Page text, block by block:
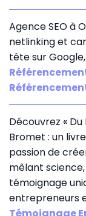
Agence SEO à
netlinking et
tête sur
Découvrez «
Bromet : un
passion de
mêlant
témoignage
entrepreneurs
Témoignage